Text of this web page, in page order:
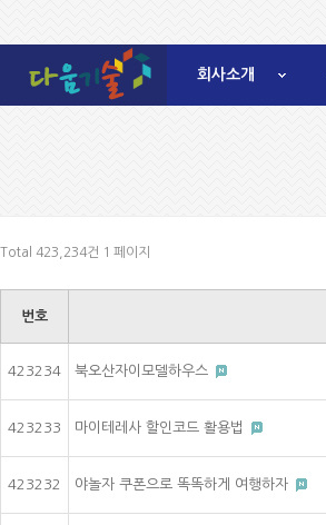
회사소개
Total 423,234건 1 페이지
번호
423234 북오산자이모델하우스
423233 마이테레사 할인코드 활용법
423232 야놀자 쿠폰으로 똑똑하게 여행하자